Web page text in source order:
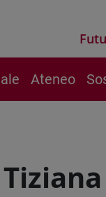
Ateneo
Tiziana